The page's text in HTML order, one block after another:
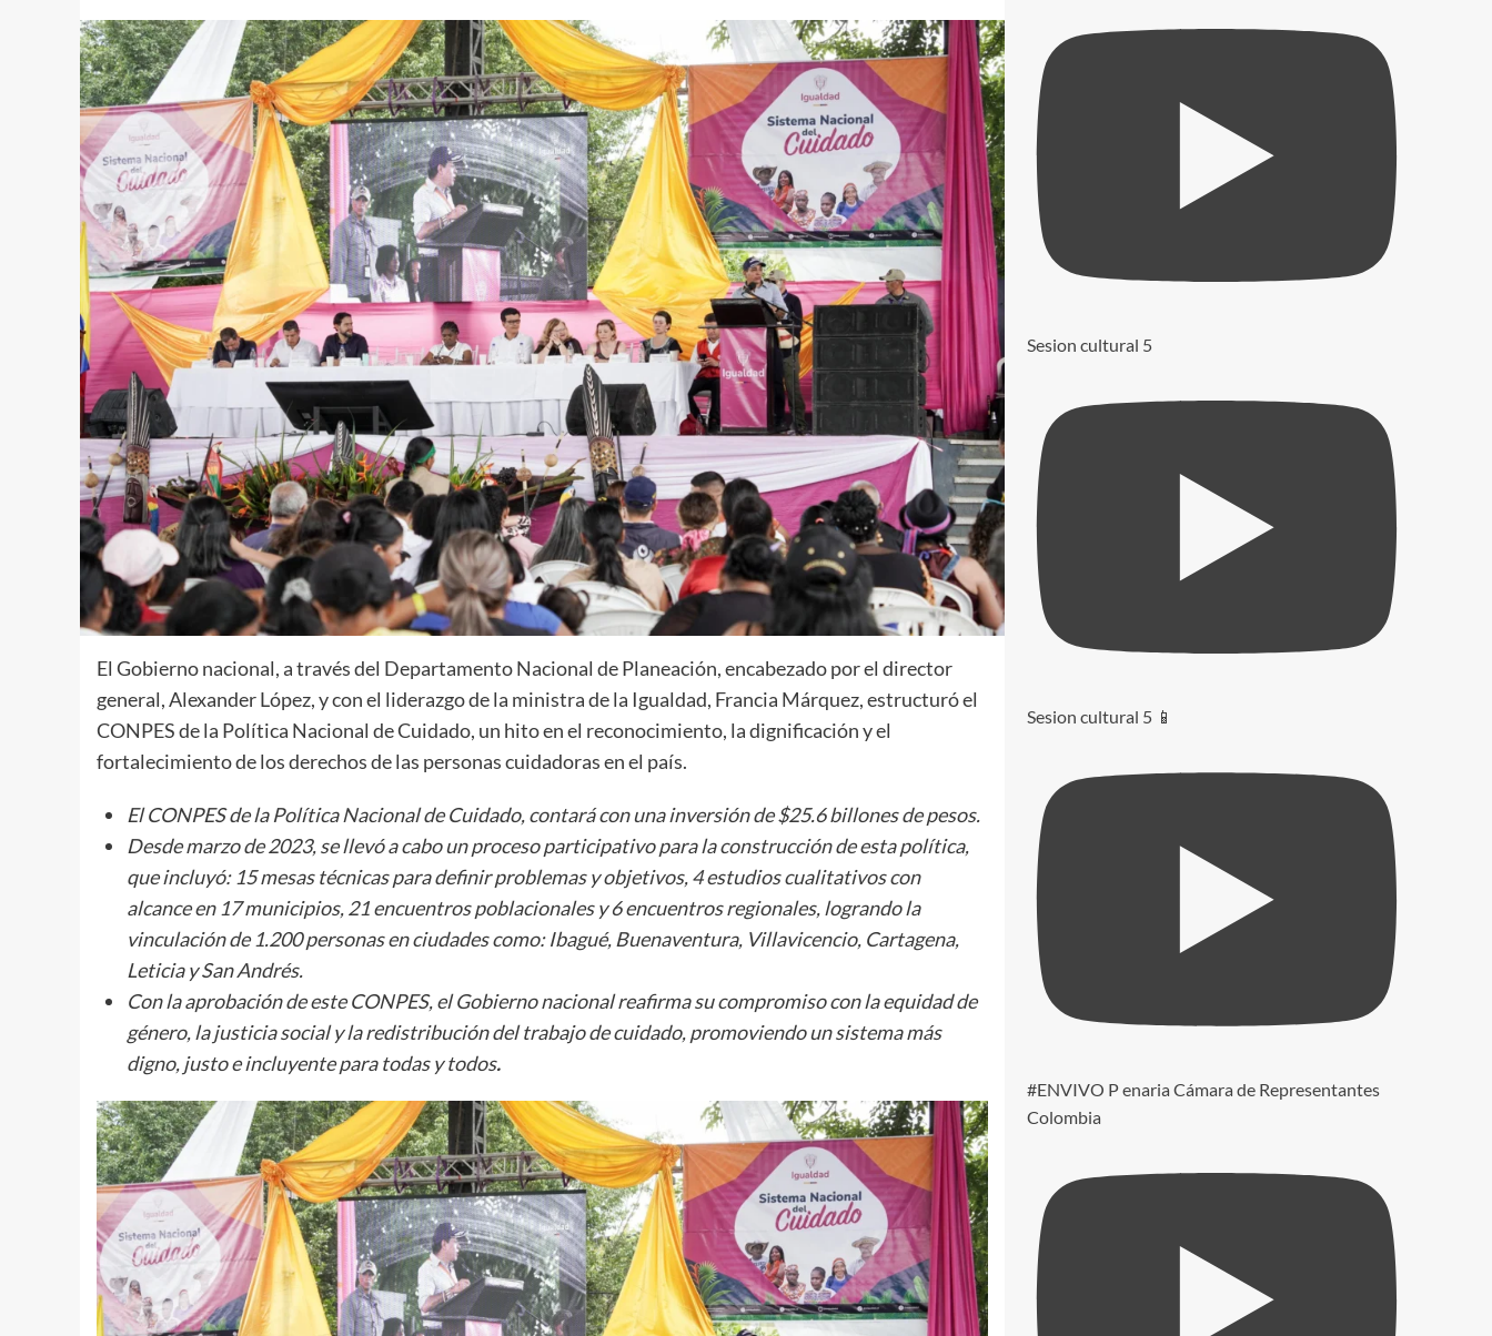
El Gobierno nacional, a través del Departamento Nacional de Planeación, encabezado por el director
general, Alexander López, y con el liderazgo de la ministra de la Igualdad, Francia Márquez, estructuró el
CONPES de la Política Nacional de Cuidado, un hito en el reconocimiento, la dignificación y el
fortalecimiento de los derechos de las personas cuidadoras en el país.
El CONPES de la Política Nacional de Cuidado, contará con una inversión de $25.6 billones de pesos.
Desde marzo de 2023, se llevó a cabo un proceso participativo para la construcción de esta política,
que incluyó: 15 mesas técnicas para definir problemas y objetivos, 4 estudios cualitativos con
alcance en 17 municipios, 21 encuentros poblacionales y 6 encuentros regionales, logrando la
vinculación de 1.200 personas en ciudades como: Ibagué, Buenaventura, Villavicencio, Cartagena,
Leticia y San Andrés.
Con la aprobación de este CONPES, el Gobierno nacional reafirma su compromiso con la equidad de
género, la justicia social y la redistribución del trabajo de cuidado, promoviendo un sistema más
digno, justo e incluyente para todas y todos.
Sesion cultural 5
Sesion cultural 5 📱
#ENVIVO P enaria Cámara de Representantes
Colombia